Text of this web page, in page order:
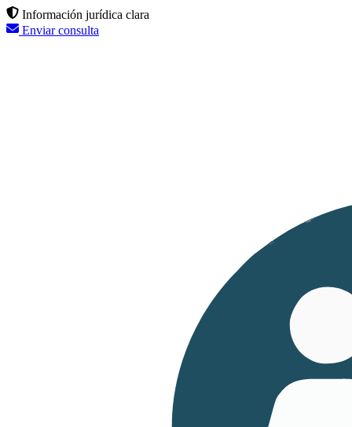
Información jurídica clara
Enviar consulta